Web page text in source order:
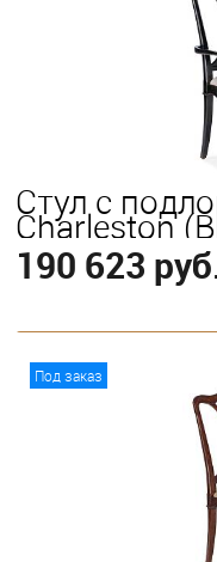
Стул с
Charleston
190 623
Под заказ